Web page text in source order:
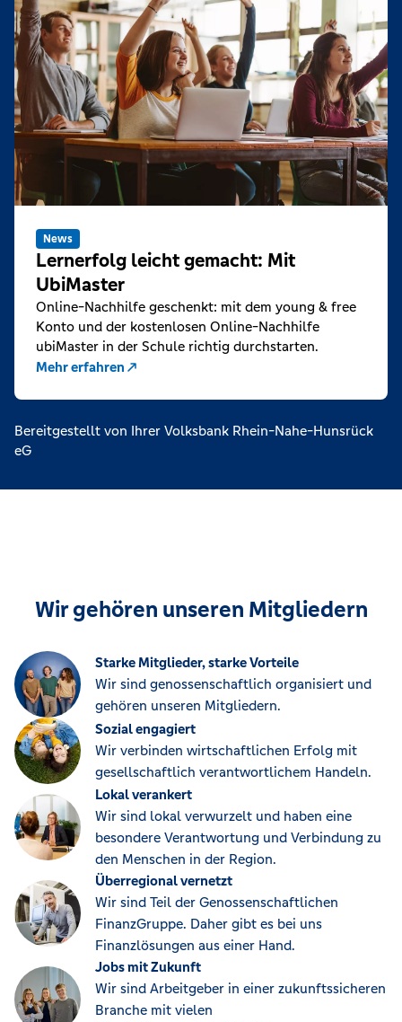
News
Lernerfolg leicht gemacht: Mit
UbiMaster
Online-Nachhilfe geschenkt: mit dem young & free
Konto und der kostenlosen Online-Nachhilfe
ubiMaster in der Schule richtig durchstarten.
Mehr erfahren
Bereitgestellt von Ihrer Volksbank Rhein-Nahe-Hunsrück
eG
Wir gehören unseren Mitgliedern
Starke Mitglieder, starke Vorteile
Wir sind genossenschaftlich organisiert und
gehören unseren Mitgliedern.
Sozial engagiert
Wir verbinden wirtschaftlichen Erfolg mit
gesellschaftlich verantwortlichem Handeln.
Lokal verankert
Wir sind lokal verwurzelt und haben eine
besondere Verantwortung und Verbindung zu
den Menschen in der Region.
Überregional vernetzt
Wir sind Teil der Genossenschaftlichen
FinanzGruppe. Daher gibt es bei uns
Finanzlösungen aus einer Hand.
Jobs mit Zukunft
Wir sind Arbeitgeber in einer zukunftssicheren
Branche mit vielen